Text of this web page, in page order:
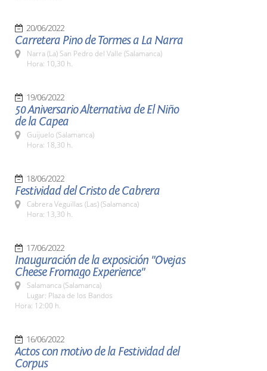
20/06/2022
Carretera Pino de Tormes a La Narra
Narra (La) San Pedro del Valle (Salamanca)
Hora: 10,30 h.
19/06/2022
50 Aniversario Alternativa de El Niño
de la Capea
Guijuelo (Salamanca)
Hora: 18,30 h.
18/06/2022
Festividad del Cristo de Cabrera
Cabrera Veguillas (Las) (Salamanca)
Hora: 13,30 h.
17/06/2022
Inauguración de la exposición "Ovejas
Cheese Fromago Experience"
Salamanca (Salamanca)
Lugar: Plaza de los Bandos
Hora: 12:00 h.
16/06/2022
Actos con motivo de la Festividad del
Corpus